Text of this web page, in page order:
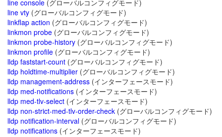
line console (グローバルコンフィグモード)
line vty (グローバルコンフィグモード)
linkflap action (グローバルコンフィグモード)
linkmon probe (グローバルコンフィグモード)
linkmon probe-history (グローバルコンフィグモード)
linkmon profile (グローバルコンフィグモード)
lldp faststart-count (グローバルコンフィグモード)
lldp holdtime-multiplier (グローバルコンフィグモード)
lldp management-address (インターフェースモード)
lldp med-notifications (インターフェースモード)
lldp med-tlv-select (インターフェースモード)
lldp non-strict-med-tlv-order-check (グローバルコンフィグモード)
lldp notification-interval (グローバルコンフィグモード)
lldp notifications (インターフェースモード)